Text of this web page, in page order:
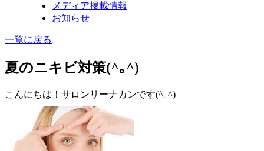
メディア掲載情報
お知らせ
一覧に戻る
夏のニキビ対策(^｡^)
こんにちは！サロンリーナカンです(^｡^)